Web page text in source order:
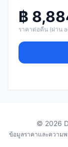
฿
ราคาต่อคืน (ผ่าน
© 2026
ข้อมูลราคาและความ